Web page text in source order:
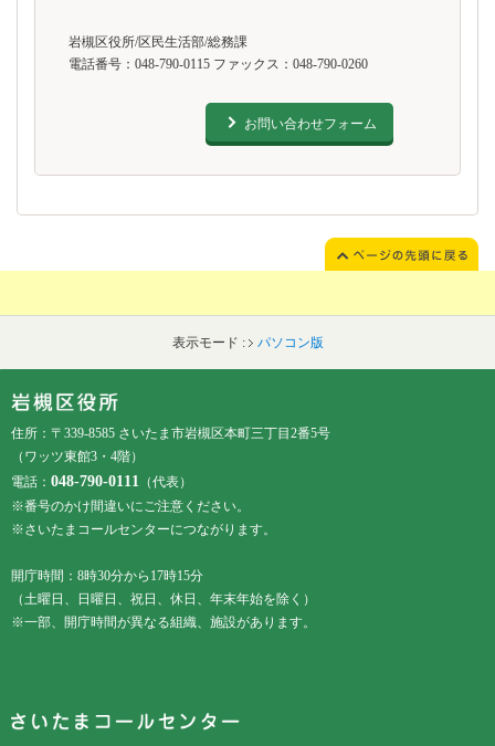
岩槻区役所/区民生活部/総務課
電話番号：048-790-0115 ファックス：048-790-0260
お問い合わせフォーム
表示モード : パソコン版
住所：〒339-8585 さいたま市岩槻区本町三丁目2番5号
（ワッツ東館3・4階）
電話： 048-790-0111 （代表）
※番号のかけ間違いにご注意ください。
※さいたまコールセンターにつながります。
開庁時間：8時30分から17時15分
（土曜日、日曜日、祝日、休日、年末年始を除く）
※一部、開庁時間が異なる組織、施設があります。